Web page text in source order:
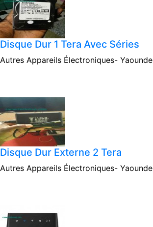
Disque Dur 1 Tera Avec Séries
Autres Appareils Électroniques- Yaounde
Disque Dur Externe 2 Tera
Autres Appareils Électroniques- Yaounde